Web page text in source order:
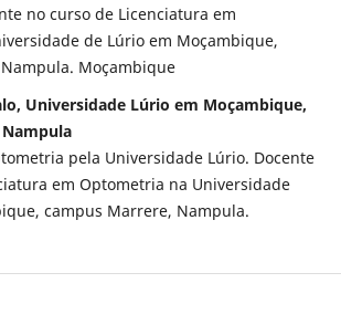
no curso de Licenciatura em
de Lúrio em Moçambique,
Moçambique
Universidade Lúrio em Moçambique,
pela Universidade Lúrio. Docente
em Optometria na Universidade
campus Marrere, Nampula.